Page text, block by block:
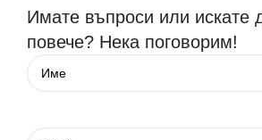
Имате въпроси или искате
повече? Нека поговорим!